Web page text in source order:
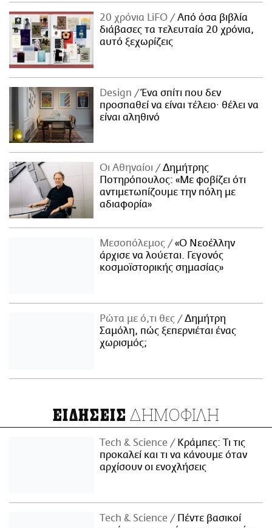
20 χρόνια LiFO
Από όσα βιβλία
διάβασες τα τελευταία 20 χρόνια,
αυτό ξεχωρίζεις
Design
Ένα σπίτι που δεν
προσπαθεί να είναι τέλειο· θέλει να
είναι αληθινό
Οι Αθηναίοι
Δημήτρης
Ποτηρόπουλος: «Με φοβίζει ότι
αντιμετωπίζουμε την πόλη με
αδιαφορία»
Μεσοπόλεμος
«Ο Νεοέλλην
άρχισε να λούεται. Γεγονός
κοσμοϊστορικής σημασίας»
Ρώτα με ό,τι θες
Δημήτρη
Σαμόλη, πώς ξεπερνιέται ένας
χωρισμός;
ΕΙΔΗΣΕΙΣ ΔΗΜΟΦΙΛΗ
Τech & Science
Κράμπες: Τι τις
προκαλεί και τι να κάνουμε όταν
αρχίσουν οι ενοχλήσεις
Τech & Science
Πέντε βασικοί